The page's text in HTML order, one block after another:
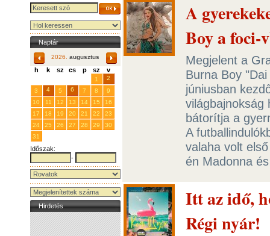
Naptár
2026. augusztus
h k sz cs p sz v
1
2
3
4 5 6 7 8
9
10
11 12 13 14 15
16
17
18 19 20 21 22
23
24
25 26 27 28 29
30
31
Időszak:
-
Hirdetés
A
Boy a foci-
Megjelent a
Burna Boy
júniusban
világbajnokság
bátorítja a
A
valaha volt
én Madonna
Itt az idő,
Régi nyár!